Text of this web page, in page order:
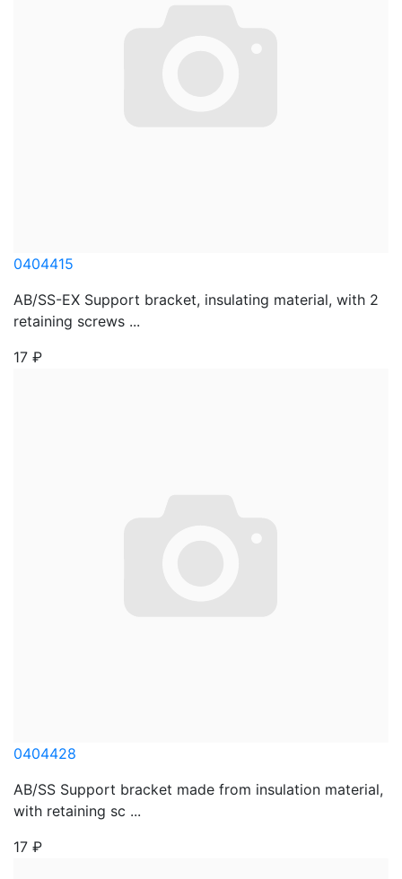
0404415
AB/SS-EX Support bracket, insulating material, with 2
retaining screws ...
17 ₽
0404428
AB/SS Support bracket made from insulation material,
with retaining sc ...
17 ₽